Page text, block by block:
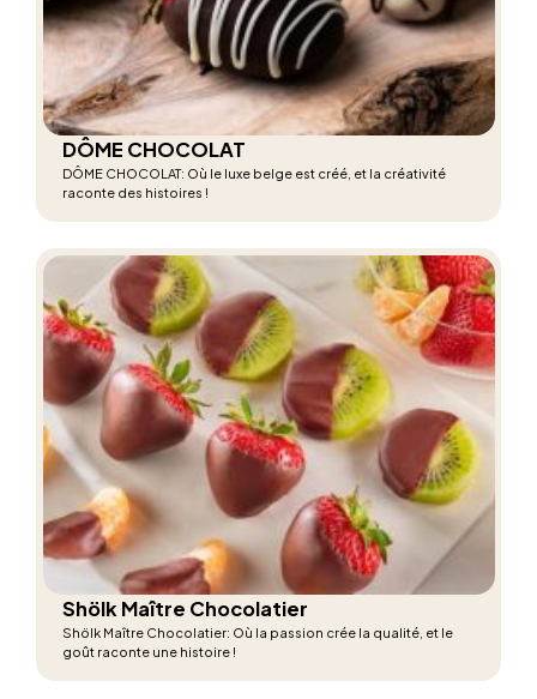
DÔME CHOCOLAT
DÔME CHOCOLAT: Où le luxe belge est créé, et la créativité
raconte des histoires !
Shölk Maître Chocolatier
Shölk Maître Chocolatier: Où la passion crée la qualité, et le
goût raconte une histoire !